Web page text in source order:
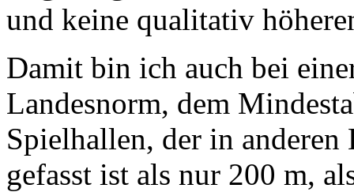
und keine qualitativ
Damit bin ich auch bei
Landesnorm, dem
Spielhallen, der in
gefasst ist als nur 200 m,